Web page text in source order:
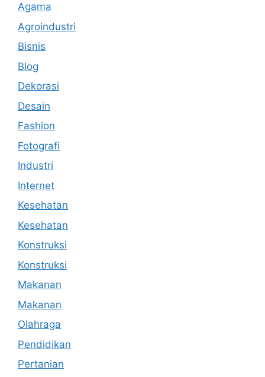
Agama
Agroindustri
Bisnis
Blog
Dekorasi
Desain
Fashion
Fotografi
Industri
Internet
Kesehatan
Kesehatan
Konstruksi
Konstruksi
Makanan
Makanan
Olahraga
Pendidikan
Pertanian